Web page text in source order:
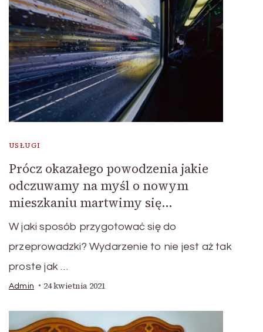
USŁUGI
Prócz okazałego powodzenia jakie
odczuwamy na myśl o nowym
mieszkaniu martwimy się…
W jaki sposób przygotować się do
przeprowadzki? Wydarzenie to nie jest aż tak
proste jak …
Admin 24 kwietnia 2021